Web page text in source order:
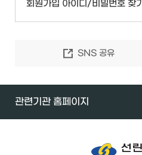
회원가입 아이디/비밀번호 찾기
SNS 공유
관련기관 홈페이지